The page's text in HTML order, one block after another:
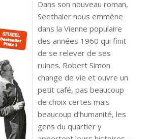
Dans son nouveau roman,
Seethaler nous emmène
dans la Vienne populaire
des années 1960 qui finit
de se relever de ses
ruines. Robert Simon
change de vie et ouvre un
petit café, pas beaucoup
de choix certes mais
beaucoup d‘humanité, les
gens du quartier y